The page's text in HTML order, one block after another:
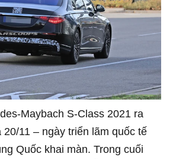
Maybach S-Class 2021 ra
11 – ngày triển lãm quốc tế
Quốc khai màn. Trong cuối